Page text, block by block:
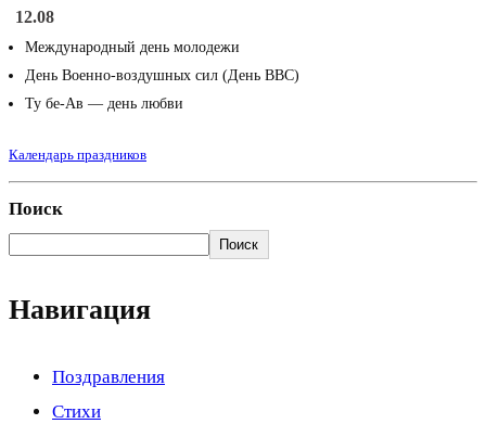
12.08
Международный день молодежи
День Военно-воздушных сил (День ВВС)
Ту бе-Ав — день любви
Календарь праздников
Поиск
Поиск
Навигация
Поздравления
Стихи